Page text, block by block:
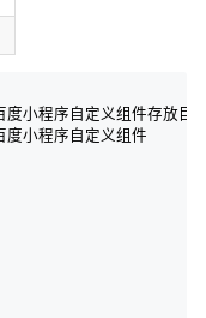
序自定义组件存放目
序自定义组件